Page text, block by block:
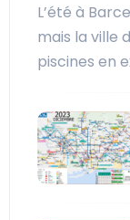
L’été à
mais la ville
piscines en